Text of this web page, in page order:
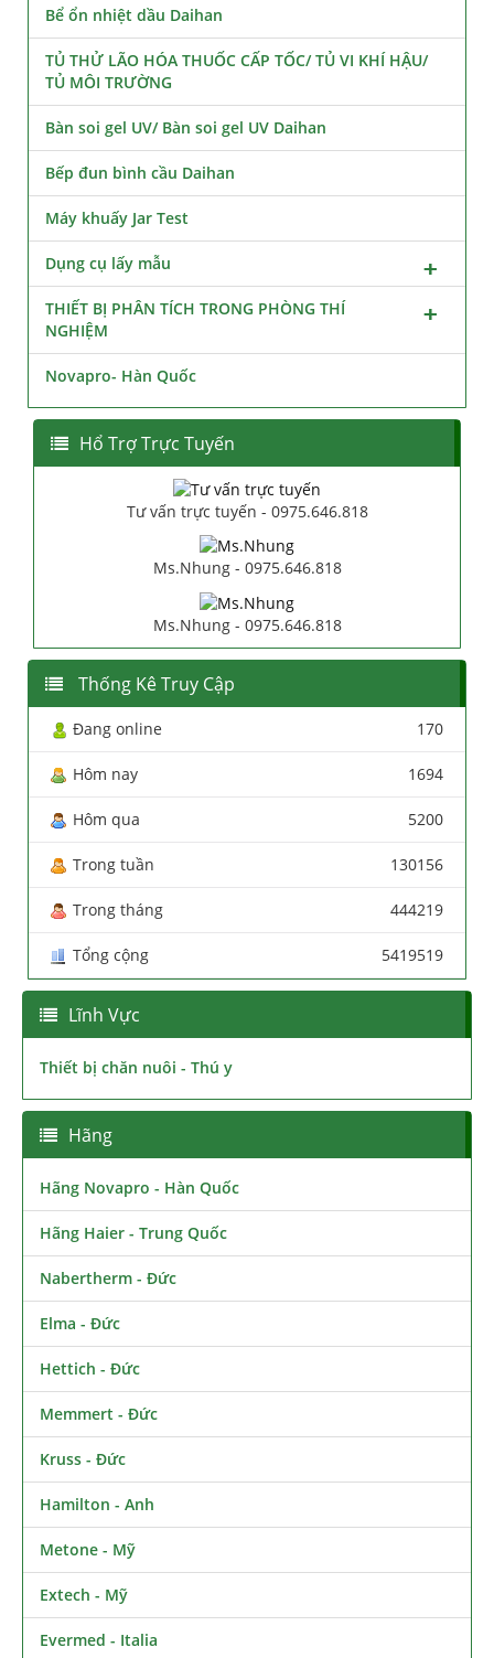
Bể ổn nhiệt dầu Daihan
TỦ THỬ LÃO HÓA THUỐC CẤP TỐC/ TỦ VI KHÍ HẬU/
TỦ MÔI TRƯỜNG
Bàn soi gel UV/ Bàn soi gel UV Daihan
Bếp đun bình cầu Daihan
Máy khuấy Jar Test
Dụng cụ lấy mẫu
THIẾT BỊ PHÂN TÍCH TRONG PHÒNG THÍ
NGHIỆM
Novapro- Hàn Quốc
Hổ Trợ Trực Tuyến
Tư vấn trực tuyến - 0975.646.818
Ms.Nhung - 0975.646.818
Ms.Nhung - 0975.646.818
Thống Kê Truy Cập
Đang online 170
Hôm nay 1694
Hôm qua 5200
Trong tuần 130156
Trong tháng 444219
Tổng cộng 5419519
Lĩnh Vực
Thiết bị chăn nuôi - Thú y
Hãng
Hãng Novapro - Hàn Quốc
Hãng Haier - Trung Quốc
Nabertherm - Đức
Elma - Đức
Hettich - Đức
Memmert - Đức
Kruss - Đức
Hamilton - Anh
Metone - Mỹ
Extech - Mỹ
Evermed - Italia